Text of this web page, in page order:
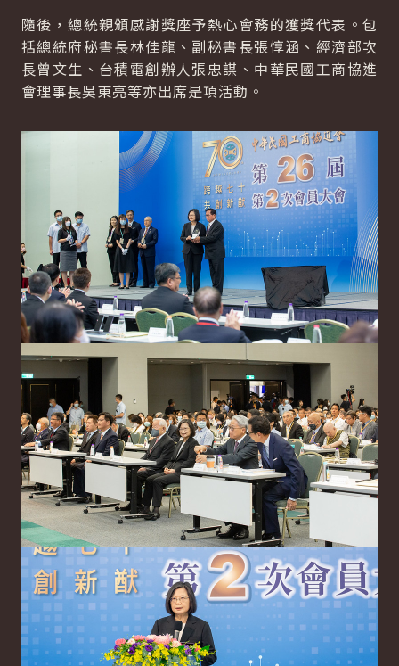
隨後，總統親頒感謝獎座予熱心會務的獲獎代表。包
括總統府秘書長林佳龍、副秘書長張惇涵、經濟部次
長曾文生、台積電創辦人張忠謀、中華民國工商協進
會理事長吳東亮等亦出席是項活動。